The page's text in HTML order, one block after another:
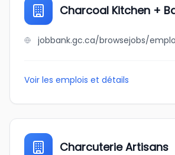
Charcoal Kitchen +
Voir les emplois et détails
Charcuterie Artisans